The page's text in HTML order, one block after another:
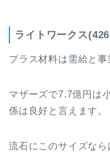
ライトワークス
プラス材料は需給と事
マザーズで7.7億円は
係は良好と言えます。
流石にこのサイズなら